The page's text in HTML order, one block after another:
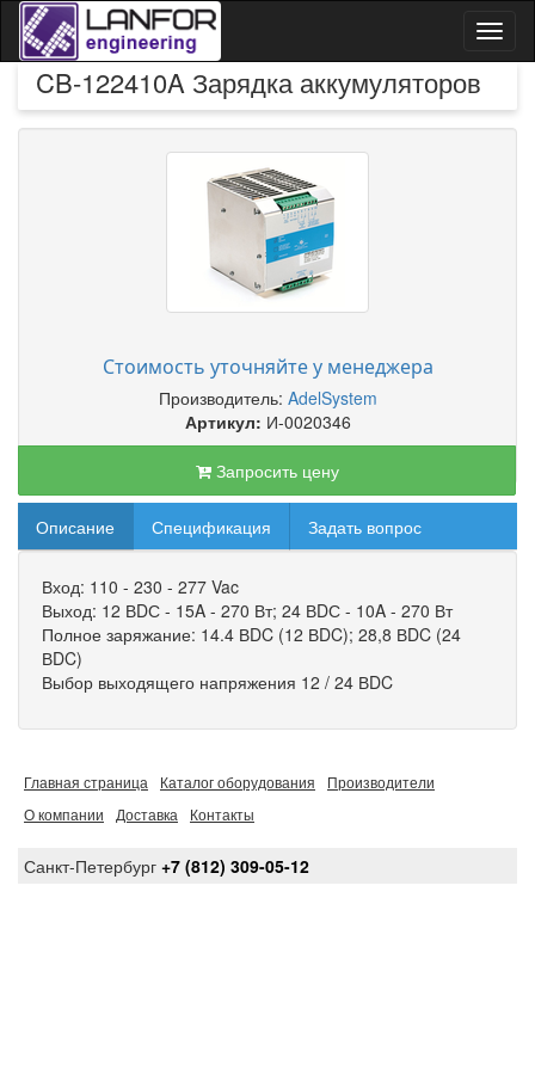
CB-122410A Зарядка аккумуляторов
Стоимость уточняйте у менеджера
Производитель: AdelSystem
Артикул: И-0020346
Запросить цену
Описание Спецификация Задать вопрос
Вход: 110 - 230 - 277 Vac
Выход: 12 ВDС - 15A - 270 Вт; 24 ВDС - 10A - 270 Вт
Полное заряжание: 14.4 ВDC (12 ВDC); 28,8 ВDC (24
ВDC)
Выбор выходящего напряжения 12 / 24 ВDC
Главная страница Каталог оборудования
Производители
О компании
Доставка Контакты
Санкт-Петербург +7 (812) 309-05-12